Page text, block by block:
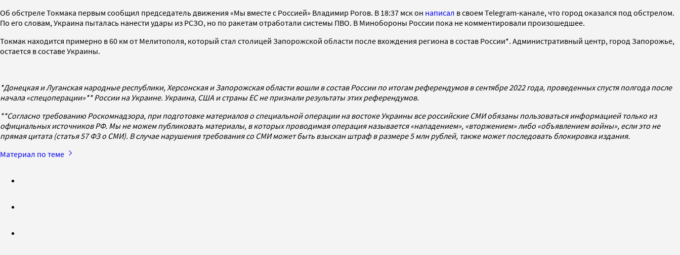
Об обстреле Токмака первым сообщил председатель движения «Мы вместе с Россией» Владимир Рогов. В 18:37 мск он написал в своем Telegram-канале, что город оказался под обстрелом.
По его словам, Украина пыталась нанести удары из РСЗО, но по ракетам отработали системы ПВО. В Минобороны России пока не комментировали произошедшее.
Токмак находится примерно в 60 км от Мелитополя, который стал столицей Запорожской области после вхождения региона в состав России*. Административный центр, город Запорожье,
остается в составе Украины.
*Донецкая и Луганская народные республики, Херсонская и Запорожская области вошли в состав России по итогам референдумов в сентябре 2022 года, проведенных спустя полгода после
начала «спецоперации»** России на Украине. Украина, США и страны ЕС не признали результаты этих референдумов.
**Согласно требованию Роскомнадзора, при подготовке материалов о специальной операции на востоке Украины все российские СМИ обязаны пользоваться информацией только из
официальных источников РФ. Мы не можем публиковать материалы, в которых проводимая операция называется «нападением», «вторжением» либо «объявлением войны», если это не
прямая цитата (статья 57 ФЗ о СМИ). В случае нарушения требования со СМИ может быть взыскан штраф в размере 5 млн рублей, также может последовать блокировка издания.
Материал по теме